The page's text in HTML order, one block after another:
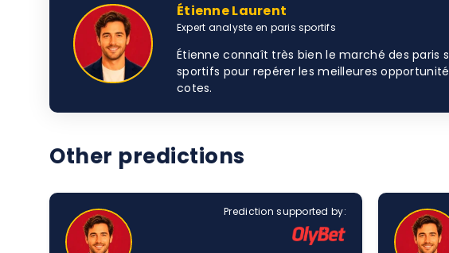
Étienne Laurent
Expert analyste en paris sportifs
Étienne connaît très bien le marché des paris
sportifs pour repérer les meilleures
cotes.
Other predictions
Prediction supported by: